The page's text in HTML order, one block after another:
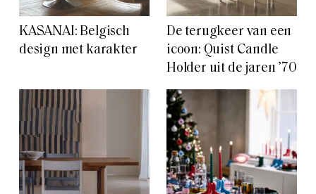
KASANAI: Belgisch
design met karakter
De terugkeer van een
icoon: Quist Candle
Holder uit de jaren ’70